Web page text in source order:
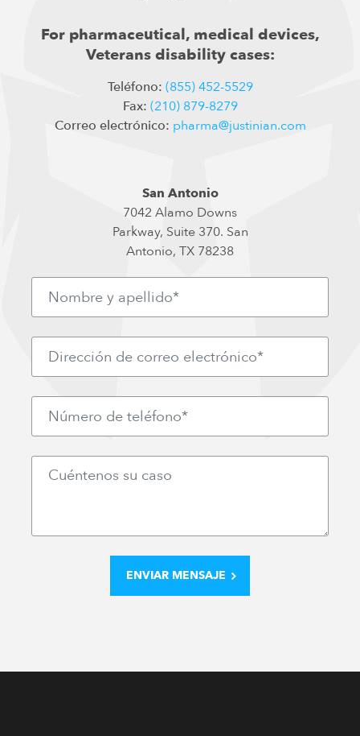
For pharmaceutical, medical devices,
Veterans disability cases:
Teléfono: (855) 452-5529
Fax: (210) 879-8279
Correo electrónico: pharma@justinian.com
San Antonio
7042 Alamo Downs
Parkway, Suite 370. San
Antonio, TX 78238